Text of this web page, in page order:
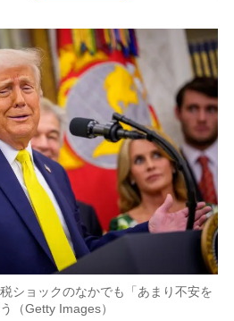
ショックのなかでも「あまり不安を
（Getty Images）